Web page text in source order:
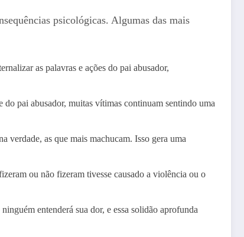
psicológicas. Algumas das mais
as palavras e ações do pai abusador,
pai abusador, muitas vítimas continuam sentindo uma
verdade, as que mais machucam. Isso gera uma
ou não fizeram tivesse causado a violência ou o
entenderá sua dor, e essa solidão aprofunda